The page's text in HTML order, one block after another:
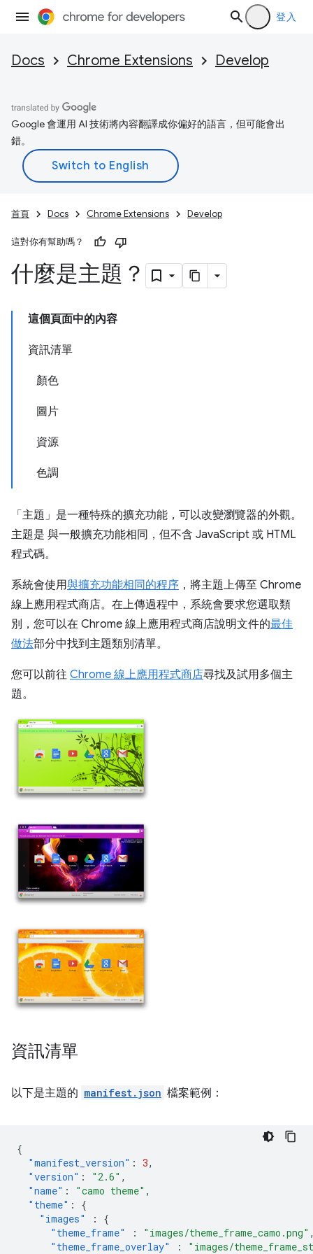
登入
Docs Chrome Extensions Develop
Google 會運用 AI 技術將內容翻譯成你偏好的語言，但可能會出
錯。
首頁 Docs Chrome Extensions Develop
這對你有幫助嗎？
什麼是主題？
這個頁面中的內容
資訊清單
顏色
圖片
資源
色調
「主題」 是一種特殊的擴充功能，可以改變瀏覽器的外觀。
主題是 與一般擴充功能相同，但不含 JavaScript 或 HTML
程式碼。
系統會使用與擴充功能相同的程序 ，將主題上傳至 Chrome
線上應用程式商店。在上傳過程中，系統會要求您選取類
別，您可以在 Chrome 線上應用程式商店說明文件的最佳
做法部分中找到主題類別清單。
您可以前往 Chrome 線上應用程式商店尋找及試用多個主
題。
資訊清單
以下是主題的 manifest.json 檔案範例：
{
"manifest_version" : 3,
"version" : "2.6" ,
"name" : "camo theme" ,
"theme" :
{
"images"
:
{
"theme_frame"
: "images/theme_frame_camo.png"
"theme_frame_overlay"
:
"images/